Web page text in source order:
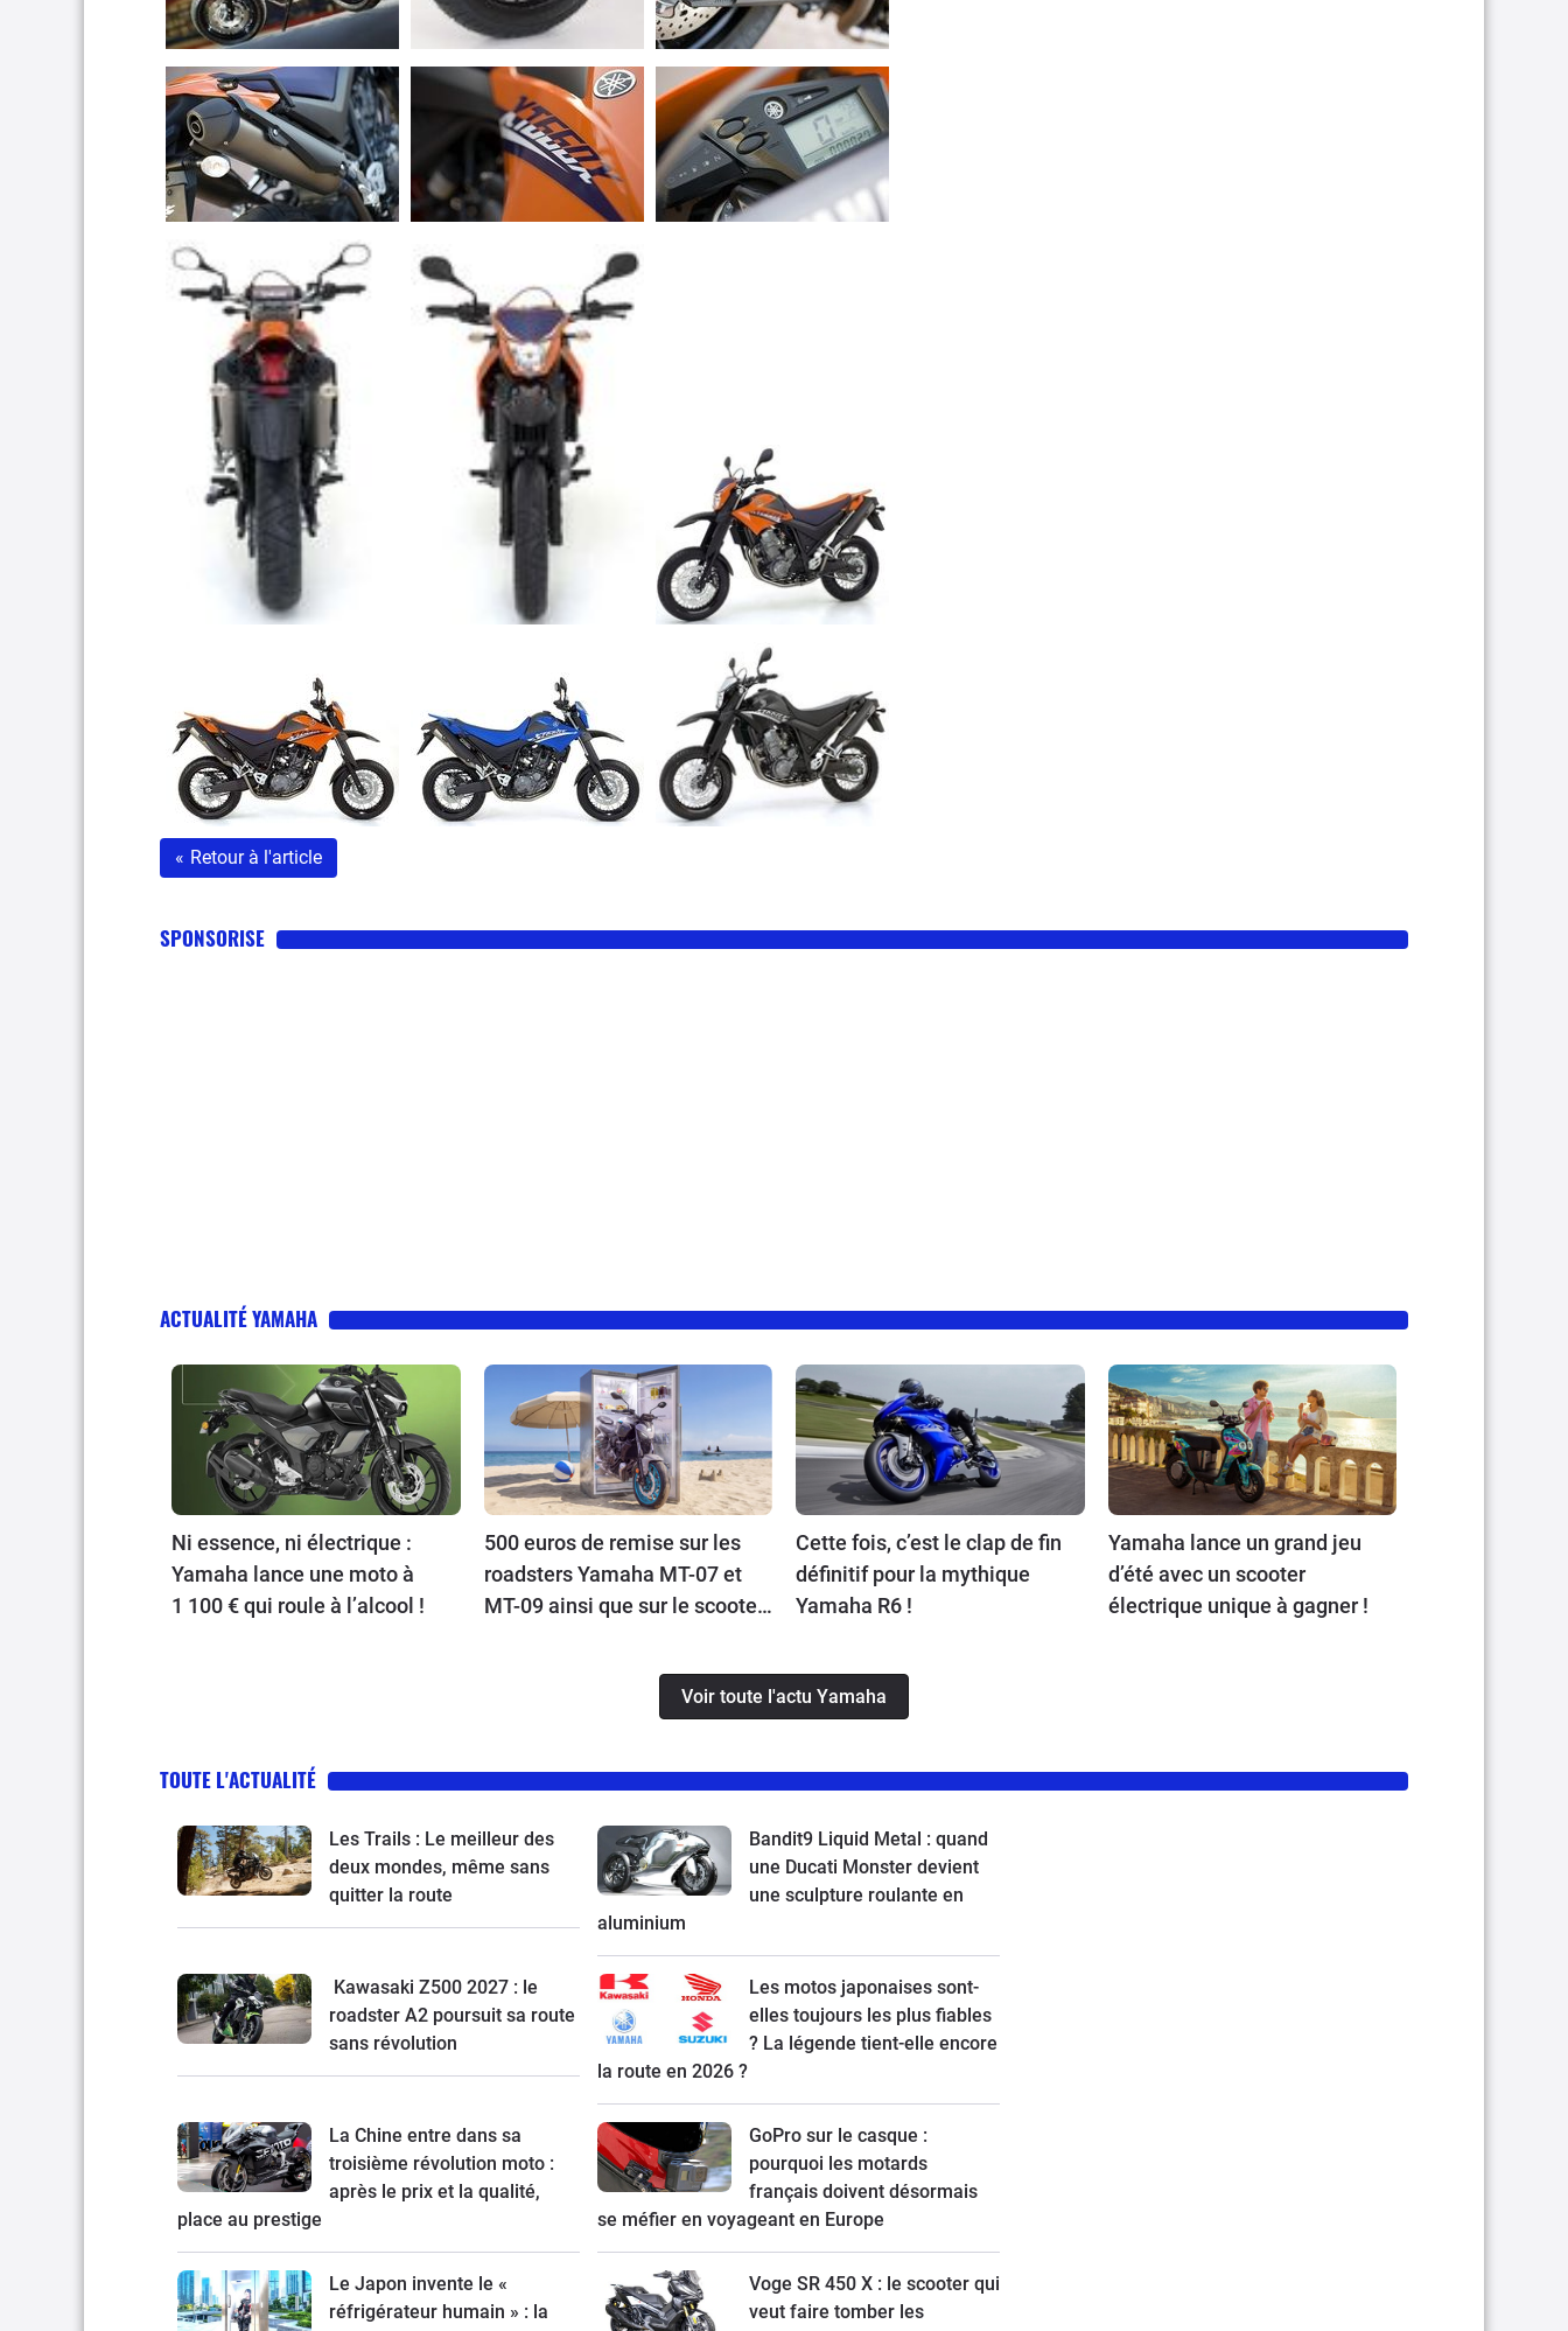
« Retour à l'article
SPONSORISE
ACTUALITÉ YAMAHA
Ni essence, ni électrique :
Yamaha lance une moto à
1 100 € qui roule à l’alcool !
500 euros de remise sur les
roadsters Yamaha MT-07 et
MT-09 ainsi que sur le scooter
Cette fois, c’est le clap de fin
définitif pour la mythique
Yamaha R6 !
Yamaha lance un grand jeu
d’été avec un scooter
électrique unique à gagner !
Voir toute l'actu Yamaha
TOUTE L'ACTUALITÉ
Les Trails : Le meilleur des
deux mondes, même sans
quitter la route
Bandit9 Liquid Metal : quand
une Ducati Monster devient
une sculpture roulante en
aluminium
Kawasaki Z500 2027 : le
roadster A2 poursuit sa route
sans révolution
Les motos japonaises sont-
elles toujours les plus fiables
? La légende tient-elle encore
la route en 2026 ?
La Chine entre dans sa
troisième révolution moto :
après le prix et la qualité,
place au prestige
GoPro sur le casque :
pourquoi les motards
français doivent désormais
se méfier en voyageant en Europe
Le Japon invente le «
réfrigérateur humain » : la
Voge SR 450 X : le scooter qui
veut faire tomber les